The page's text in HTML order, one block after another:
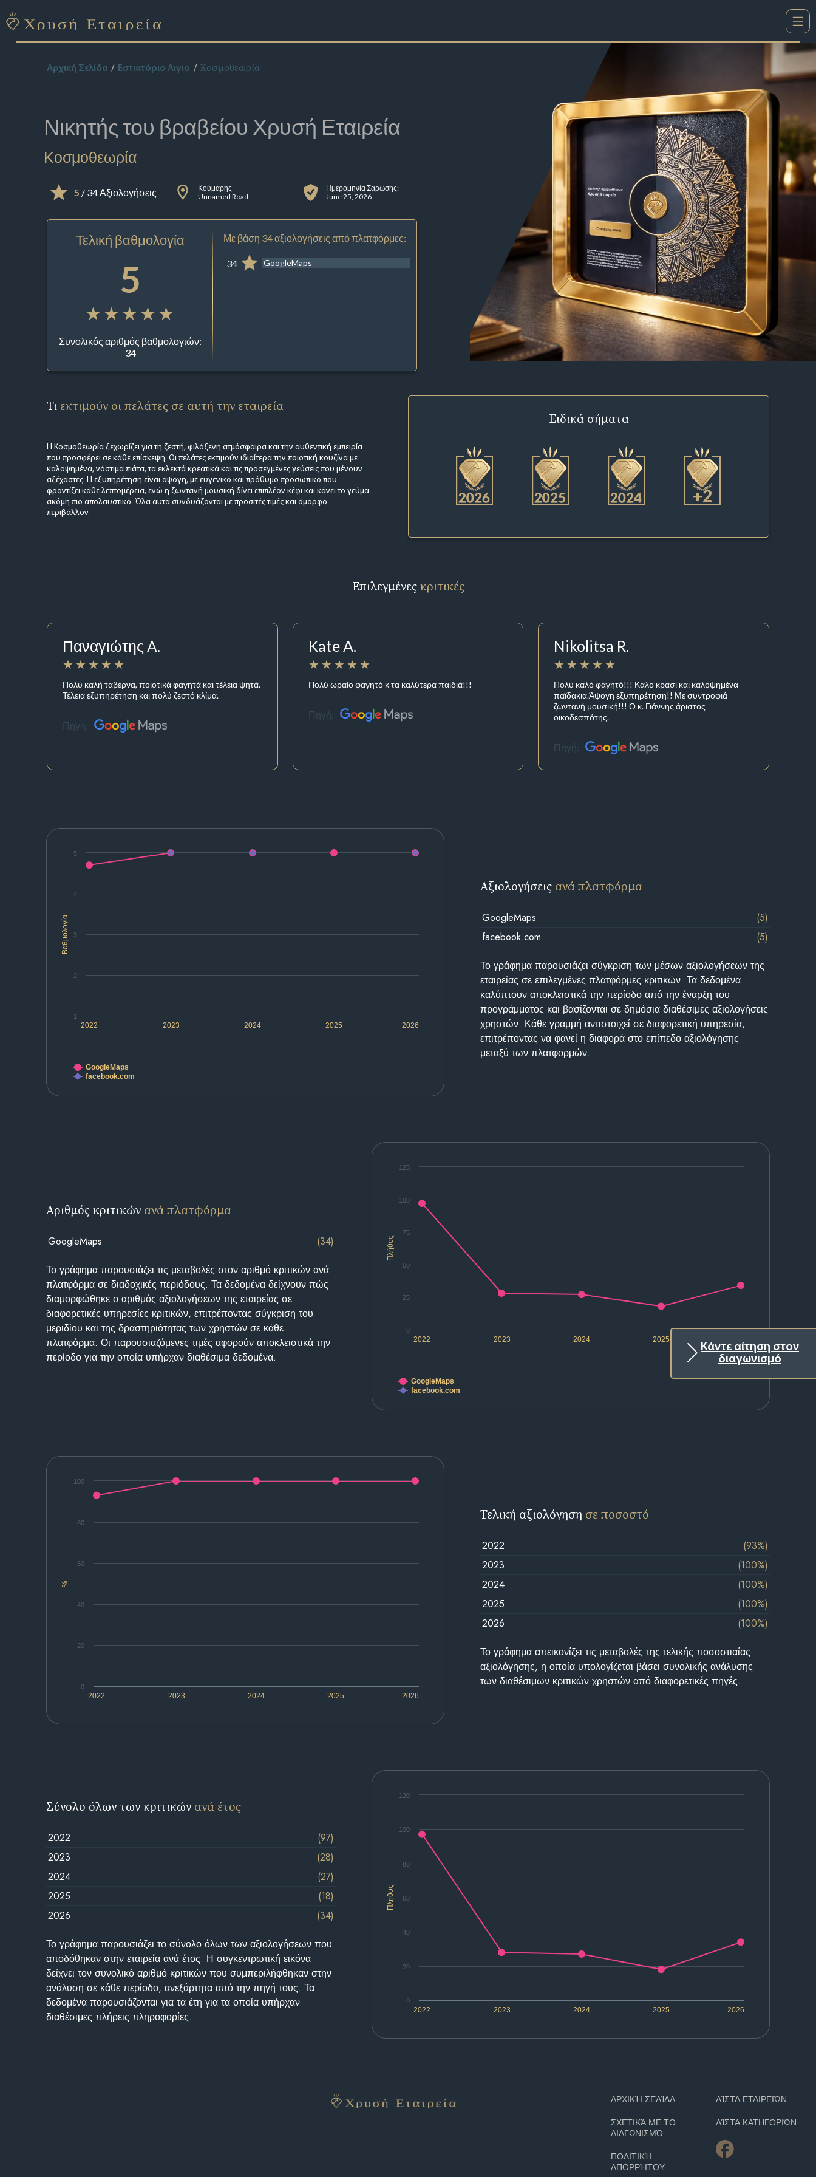
Κάντε αίτηση στον
διαγωνισμό
Αρχική Σελίδα Εστιατόριο Αιγιο Κοσμοθεωρία
Νικητής του βραβείου Χρυσή Εταιρεία
Κοσμοθεωρία
5 / 34 Αξιολογήσεις
Κούμαρης
Unnamed Road
Ημερομηνία Σάρωσης:
June 25, 2026
Τελική βαθμολογία
5
Συνολικός αριθμός βαθμολογιών:
34
Με βάση 34 αξιολογήσεις από πλατφόρμες:
34 GoogleMaps
Τι εκτιμούν οι πελάτες σε αυτή την εταιρεία
Η Κοσμοθεωρία ξεχωρίζει για τη ζεστή, φιλόξενη ατμόσφαιρα και την αυθεντική εμπειρία
που προσφέρει σε κάθε επίσκεψη. Οι πελάτες εκτιμούν ιδιαίτερα την ποιοτική κουζίνα με
καλοψημένα, νόστιμα πιάτα, τα εκλεκτά κρεατικά και τις προσεγμένες γεύσεις που μένουν
αξέχαστες. Η εξυπηρέτηση είναι άψογη, με ευγενικό και πρόθυμο προσωπικό που
φροντίζει κάθε λεπτομέρεια, ενώ η ζωντανή μουσική δίνει επιπλέον κέφι και κάνει το γεύμα
ακόμη πιο απολαυστικό. Όλα αυτά συνδυάζονται με προσιτές τιμές και όμορφο
περιβάλλον.
Ειδικά σήματα
+2
Επιλεγμένεςκριτικές
Παναγιώτης Α.
Πολύ καλή ταβέρνα, ποιοτικά φαγητά και τέλεια ψητά.
Τέλεια εξυπηρέτηση και πολύ ζεστό κλίμα.
Πηγή:
Kate A.
Πολύ ωραίο φαγητό κ τα καλύτερα παιδιά!!!
Πηγή:
Nikolitsa R.
Πολύ καλό φαγητό!!! Καλο κρασί και καλοψημένα
παϊδακια.Άψογη εξυπηρέτηση!! Με συντροφιά
ζωντανή μουσική!!! Ο κ. Γιάννης άριστος
οικοδεσπότης.
Πηγή:
Βαθμολογία
2022 2023 2024 2025 2026
1
2
3
4
5
GoogleMaps
facebook.com
Αξιολογήσεις ανά πλατφόρμα
GoogleMaps
(5)
facebook.com
(5)
Το γράφημα παρουσιάζει σύγκριση των μέσων αξιολογήσεων της
εταιρείας σε επιλεγμένες πλατφόρμες κριτικών. Τα δεδομένα
καλύπτουν αποκλειστικά την περίοδο από την έναρξη του
προγράμματος και βασίζονται σε δημόσια διαθέσιμες αξιολογήσεις
χρηστών. Κάθε γραμμή αντιστοιχεί σε διαφορετική υπηρεσία,
επιτρέποντας να φανεί η διαφορά στο επίπεδο αξιολόγησης
μεταξύ των πλατφορμών.
Πλήθος
2022 2023 2024 2025
0
100
25
50
75
125
GoogleMaps
facebook.com
Αριθμός κριτικών ανά πλατφόρμα
GoogleMaps (34)
Το γράφημα παρουσιάζει τις μεταβολές στον αριθμό κριτικών ανά
πλατφόρμα σε διαδοχικές περιόδους. Τα δεδομένα δείχνουν πώς
διαμορφώθηκε ο αριθμός αξιολογήσεων της εταιρείας σε
διαφορετικές υπηρεσίες κριτικών, επιτρέποντας σύγκριση του
μεριδίου και της δραστηριότητας των χρηστών σε κάθε
πλατφόρμα. Οι παρουσιαζόμενες τιμές αφορούν αποκλειστικά την
περίοδο για την οποία υπήρχαν διαθέσιμα δεδομένα.
%
2022 2023 2024 2025 2026
0
20
40
60
80
100
Τελική αξιολόγηση σε ποσοστό
2022
(93%)
2023
(100%)
2024
(100%)
2025
(100%)
2026
(100%)
Το γράφημα απεικονίζει τις μεταβολές της τελικής ποσοστιαίας
αξιολόγησης, η οποία υπολογίζεται βάσει συνολικής ανάλυσης
των διαθέσιμων κριτικών χρηστών από διαφορετικές πηγές.
Πλήθος
2022 2023 2024 2025 2026
0
20
40
60
80
100
120
Σύνολο όλων των κριτικών ανά έτος
2022
(97)
2023
(28)
2024
(27)
2025
(18)
2026
(34)
Το γράφημα παρουσιάζει το σύνολο όλων των αξιολογήσεων που
αποδόθηκαν στην εταιρεία ανά έτος. Η συγκεντρωτική εικόνα
δείχνει τον συνολικό αριθμό κριτικών που συμπεριλήφθηκαν στην
ανάλυση σε κάθε περίοδο, ανεξάρτητα από την πηγή τους. Τα
δεδομένα παρουσιάζονται για τα έτη για τα οποία υπήρχαν
διαθέσιμες πλήρεις πληροφορίες.
ΑΡΧΙΚΉ ΣΕΛΊΔΑ
ΣΧΕΤΙΚΆ ΜΕ ΤΟ
ΔΙΑΓΩΝΙΣΜΌ
ΠΟΛΙΤΙΚΉ
ΑΠΟΡΡΉΤΟΥ
ΛΊΣΤΑ ΕΤΑΙΡΕΙΏΝ
ΛΊΣΤΑ ΚΑΤΗΓΟΡΙΏΝ